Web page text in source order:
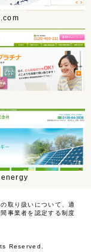
取り扱いについて、適
事業者を認定する制度
Reserved.